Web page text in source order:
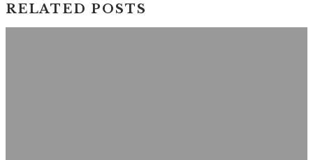
RELATED POSTS